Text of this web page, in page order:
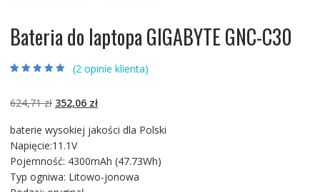
Bateria do laptopa GIGABYTE GNC-C30
podstawie
klientów
(2opinie klienta)
624,71zł Pierwotna
wynosiła:
624,71 zł.
352,06 złAktualna
wynosi:
baterie wysokiej jakości dla Polski
Napięcie:11.1V
Pojemność: 4300mAh (47.73Wh)
Typ ogniwa: Litowo-jonowa